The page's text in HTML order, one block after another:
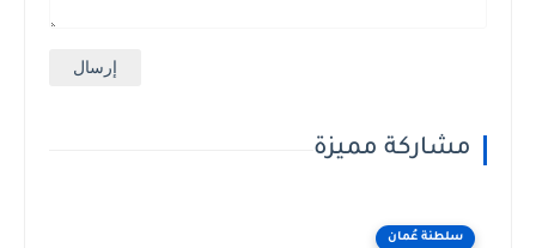
مشاركة مميزة
سلطنة عُمان